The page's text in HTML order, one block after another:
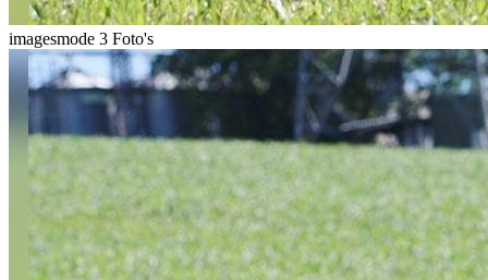
imagesmode 3 Foto's